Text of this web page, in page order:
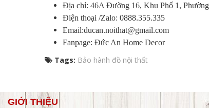
Địa chỉ: 46A Đường 16, Khu Phố 1,
Điện thoại /Zalo: 0888.355.335
Email:ducan.noithat@gmail.com
Fanpage: Đức An Home Decor
Tags: Bảo hành đồ nội thất
GIỚI THIỆU